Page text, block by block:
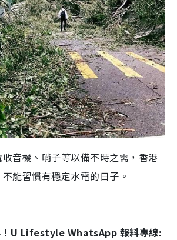
音機、哨子等以備不時之需，香港
能習慣有穩定水電的日子。
！U Lifestyle WhatsApp 報料專線: